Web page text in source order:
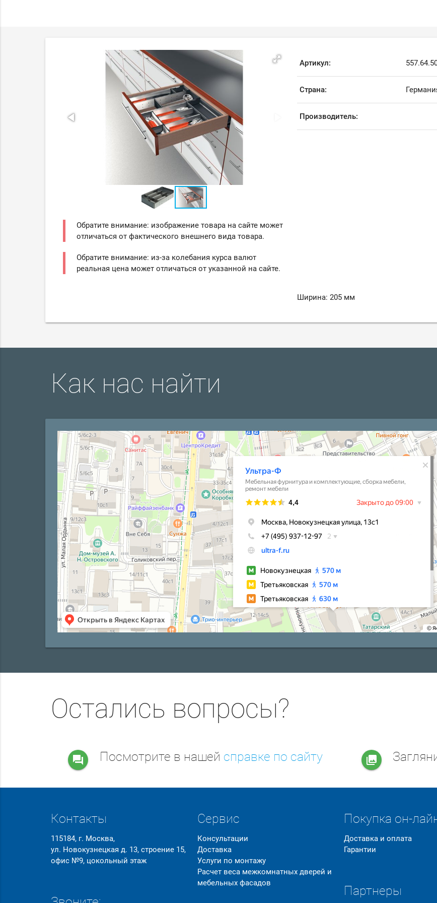
Обратите внимание: изображение товара на сайте может
отличаться от фактического внешнего вида товара.
Обратите внимание: из-за колебания курса валют
реальная цена может отличаться от указанной на сайте.
Артикул:
Страна:
Производитель:
Ширина: 205 мм
Как нас найти
Остались вопросы?
question_answer Посмотрите в нашей справке по сайту collections
Контакты
115184, г. Москва,
ул. Новокузнецкая д. 13, строение 15,
офис №9, цокольный этаж
Сервис
Консультации
Доставка
Услуги по монтажу
Расчет веса межкомнатных дверей и
мебельных фасадов
Покупка он-
Доставка и оплата
Гарантии
Партнеры